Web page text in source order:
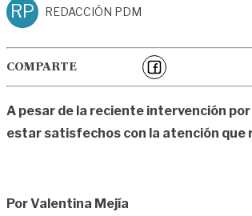
RP REDACCIÓN PDM
COMPARTE
A pesar de la reciente intervención
estar satisfechos con la atención que
Por Valentina Mejía